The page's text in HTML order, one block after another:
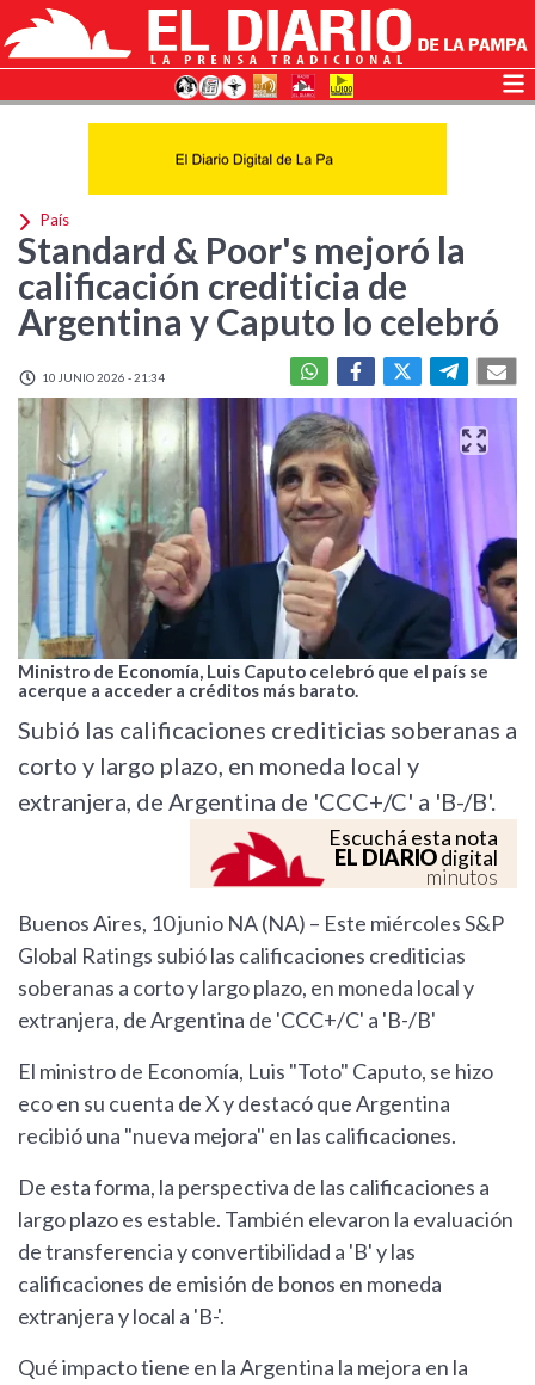
País
Standard & Poor's mejoró la
calificación crediticia de
Argentina y Caputo lo celebró
10 JUNIO 2026 - 21:34
Ministro de Economía, Luis Caputo celebró que el país se
acerque a acceder a créditos más barato.
Subió las calificaciones crediticias soberanas a
corto y largo plazo, en moneda local y
extranjera, de Argentina de 'CCC+/C' a 'B-/B'.
Escuchá esta nota
EL DIARIOdigital
minutos
Buenos Aires, 10 junio NA (NA) – Este miércoles S&P
Global Ratings subió las calificaciones crediticias
soberanas a corto y largo plazo, en moneda local y
extranjera, de Argentina de 'CCC+/C' a 'B-/B'
El ministro de Economía, Luis "Toto" Caputo, se hizo
eco en su cuenta de X y destacó que Argentina
recibió una "nueva mejora" en las calificaciones.
De esta forma, la perspectiva de las calificaciones a
largo plazo es estable. También elevaron la evaluación
de transferencia y convertibilidad a 'B' y las
calificaciones de emisión de bonos en moneda
extranjera y local a 'B-'.
Qué impacto tiene en la Argentina la mejora en la